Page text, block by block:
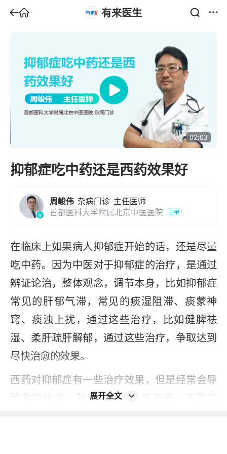
有来医生
02:03
抑郁症吃中药还是西药效果好
周峻伟 杂病门诊 主任医师
首都医科大学附属北京中医医院
三甲
在临床上如果病人抑郁症开始的话，还是尽量
吃中药。因为中医对于抑郁症的治疗，是通过
辨证论治，整体观念，调节本身，比如抑郁症
常见的肝郁气滞，常见的痰湿阻滞、痰蒙神
窍、痰浊上扰，通过这些治疗，比如健脾祛
湿、柔肝疏肝解郁，通过这些治疗，争取达到
尽快治愈的效果。
西药对抑郁症有一些治疗效果，但是经常会导
致药物依赖，就是一直持续吃下去，不能停
展开全文